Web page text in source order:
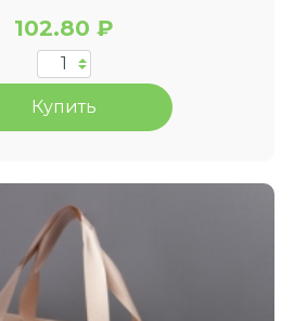
102.80 ₽
Купить